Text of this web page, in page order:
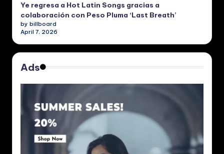
Ye regresa a Hot Latin Songs gracias a
colaboración con Peso Pluma ‘Last Breath’
by billboard
April 7, 2026
Ads